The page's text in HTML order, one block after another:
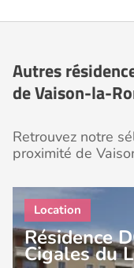
Autres
de Vaison-la-
Retrouvez notre
proximité de
Résidence
Cigales du